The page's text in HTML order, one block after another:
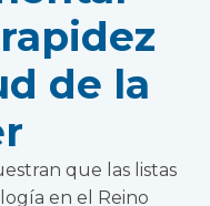
de la
que las listas
en el Reino